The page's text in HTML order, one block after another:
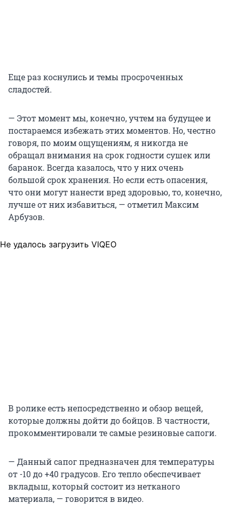
Еще раз коснулись и темы просроченных
сладостей.
— Этот момент мы, конечно, учтем на будущее и
постараемся избежать этих моментов. Но, честно
говоря, по моим ощущениям, я никогда не
обращал внимания на срок годности сушек или
баранок. Всегда казалось, что у них очень
большой срок хранения. Но если есть опасения,
что они могут нанести вред здоровью, то, конечно,
лучше от них избавиться, — отметил Максим
Арбузов.
Не удалось загрузить VIQEO
В ролике есть непосредственно и обзор вещей,
которые должны дойти до бойцов. В частности,
прокомментировали те самые резиновые сапоги.
— Данный сапог предназначен для температуры
от -10 до +40 градусов. Его тепло обеспечивает
вкладыш, который состоит из нетканого
материала, — говорится в видео.